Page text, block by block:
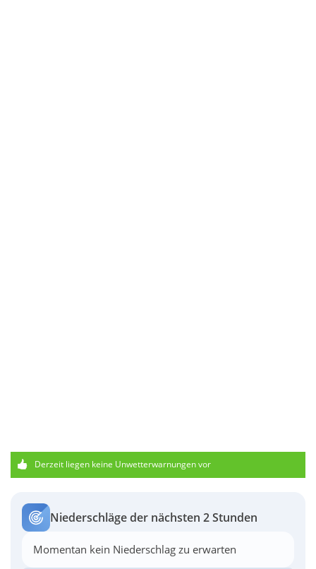
Derzeit liegen keine Unwetterwarnungen vor
Niederschläge der nächsten 2 Stunden
Momentan kein Niederschlag zu erwarten